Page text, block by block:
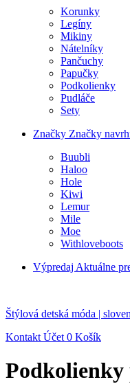
Korunky
Legíny
Mikiny
Nátelníky
Pančuchy
Papučky
Podkolienky
Pudláče
Sety
Značky Značky
Buubli
Haloo
Hole
Kiwi
Lemur
Mile
Moe
Withloveboots
Výpredaj Aktuálne
Štýlová detská móda |
Kontakt Účet 0 Košík
Podkolienky